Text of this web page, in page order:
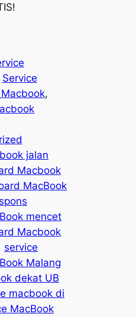
Service
jalan
Macbook
MacBook
mencet
Macbook
service
Malang
dekat UB
macbook di
MacBook